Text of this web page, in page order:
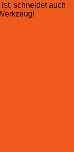
schneidet auch